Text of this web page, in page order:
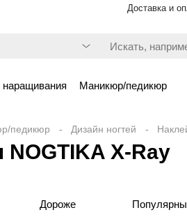
Доставка и
Искать,
Маникюр/педикюр
педикюр Дизайн ногтей
X-Ray
Дороже